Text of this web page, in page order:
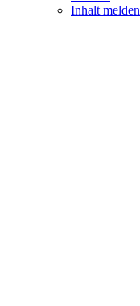
Inhalt melden